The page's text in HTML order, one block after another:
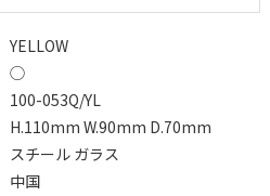
YELLOW
◯
100-053Q/YL
H.110mm W.90mm D.70mm
スチール ガラス
中国